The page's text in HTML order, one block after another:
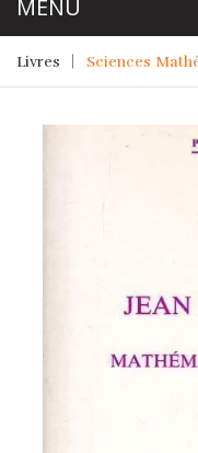
Livres Sciences